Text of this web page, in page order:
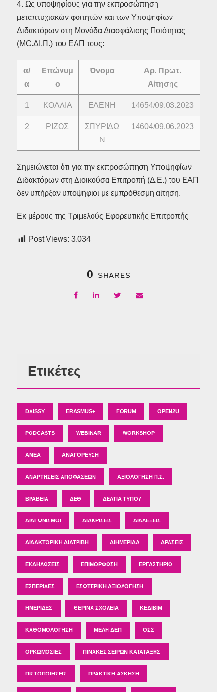
4. Ως υποψηφίους για την εκπροσώπηση
μεταπτυχιακών φοιτητών και των Υποψηφίων
Διδακτόρων στη Μονάδα Διασφάλισης Ποιότητας
(ΜΟ.ΔΙ.Π.) του ΕΑΠ τους:
α/
α
Επώνυμ
ο
Όνομα
Αρ. Πρωτ.
Αίτησης
1 ΚΟΛΛΙΑ ΕΛΕΝΗ 14654/09.03.2023
2 ΡΙΖΟΣ
ΣΠΥΡΙΔΩ
Ν
14604/09.06.2023
Σημειώνεται ότι για την εκπροσώπηση Υποψηφίων
Διδακτόρων στη Διοικούσα Επιτροπή (Δ.Ε.) του ΕΑΠ
δεν υπήρξαν υποψήφιοι με εμπρόθεσμη αίτηση.
Εκ μέρους της Τριμελούς Εφορευτικής Επιτροπής
Post Views: 3,034
0 SHARES
Ετικέτες
DAISSY ERASMUS+ FORUM OPEN2U
PODCASTS WEBINAR WORKSHOP
ΑΜΕΑ ΑΝΑΓΌΡΕΥΣΗ
ΑΝΑΡΤΉΣΕΙΣ ΑΠΟΦΆΣΕΩΝ ΑΞΙΟΛΌΓΗΣΗ Π.Σ.
ΒΡΑΒΕΊΑ ΔΕΘ ΔΕΛΤΊΑ ΤΎΠΟΥ
ΔΙΑΓΩΝΙΣΜΟΊ ΔΙΑΚΡΊΣΕΙΣ ΔΙΑΛΈΞΕΙΣ
ΔΙΔΑΚΤΟΡΙΚΉ ΔΙΑΤΡΙΒΉ ΔΙΗΜΕΡΊΔΑ ΔΡΆΣΕΙΣ
ΕΚΔΗΛΏΣΕΙΣ ΕΠΙΜΌΡΦΩΣΗ ΕΡΓΑΣΤΉΡΙΟ
ΕΣΠΕΡΊΔΕΣ ΕΣΩΤΕΡΙΚΉ ΑΞΙΟΛΌΓΗΣΗ
ΗΜΕΡΊΔΕΣ ΘΕΡΙΝΆ ΣΧΟΛΕΊΑ ΚΕΔΙΒΙΜ
ΚΑΘΟΜΟΛΌΓΗΣΗ ΜΈΛΗ ΔΕΠ ΟΣΣ
ΟΡΚΩΜΟΣΊΕΣ ΠΊΝΑΚΕΣ ΣΕΙΡΏΝ ΚΑΤΆΤΑΞΗΣ
ΠΙΣΤΟΠΟΙΉΣΕΙΣ ΠΡΑΚΤΙΚΉ ΆΣΚΗΣΗ